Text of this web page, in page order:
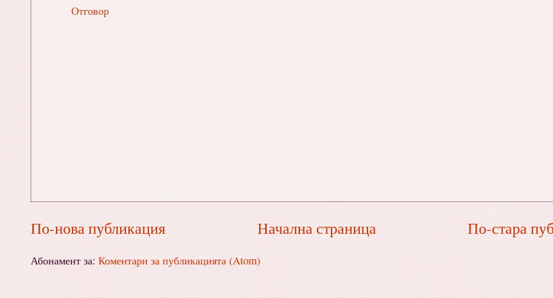
Отговор
По-нова публикация По-стара
Начална страница
Абонамент за: Коментари за публикацията (Atom)